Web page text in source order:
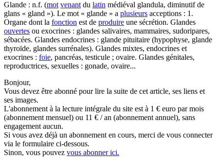
Glande : n.f. (mot venant du latin médiéval glandula, diminutif de
glans « gland »). Le mot « glande » a plusieurs acceptions : 1.
Organe dont la fonction est de produire une sécrétion. Glandes
ouvertes ou exocrines : glandes salivaires, mammaires, sudoripares,
sébacées. Glandes endocrines : glande pituitaire (hypophyse, glande
thyroïde, glandes surrénales). Glandes mixtes, endocrines et
exocrines : foie, pancréas, testicule ; ovaire. Glandes génitales,
reproductrices, sexuelles : gonade, ovaire...
Bonjour,
Vous devez être abonné pour lire la suite de cet article, ses liens et
ses images.
L'abonnement à la lecture intégrale du site est à 1 € euro par mois
(abonnement mensuel) ou 11 € / an (abonnement annuel), sans
engagement aucun.
Si vous avez déjà un abonnement en cours, merci de vous connecter
via le formulaire ci-dessous.
Sinon, vous pouvez vous abonner ici.